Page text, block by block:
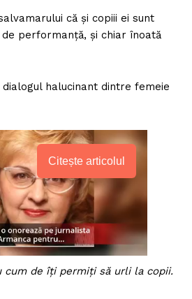
că şi copiii ei sunt
performanţă, şi chiar înoată
halucinant dintre femeie
Citește articolul
cum de îţi permiţi să urli la copii.